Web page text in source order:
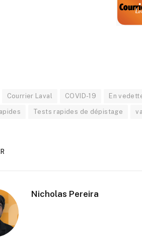
Courrier Laval COVID-19 En
Tests rapides de dépistage
Nicholas Pereira